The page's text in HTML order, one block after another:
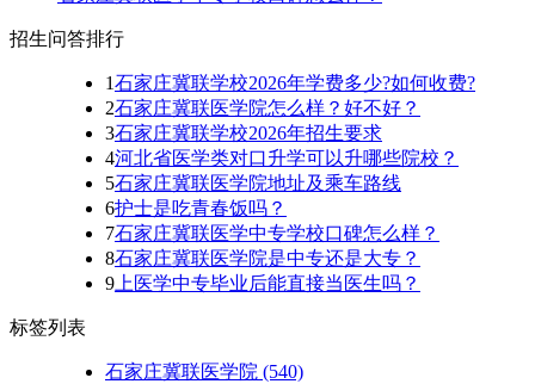
招生问答排行
1石家庄冀联学校2026年学费多少?如何收费?
2石家庄冀联医学院怎么样？好不好？
3石家庄冀联学校2026年招生要求
4河北省医学类对口升学可以升哪些院校？
5石家庄冀联医学院地址及乘车路线
6护士是吃青春饭吗？
7石家庄冀联医学中专学校口碑怎么样？
8石家庄冀联医学院是中专还是大专？
9 上医学中专毕业后能直接当医生吗？
标签列表
石家庄冀联医学院 (540)